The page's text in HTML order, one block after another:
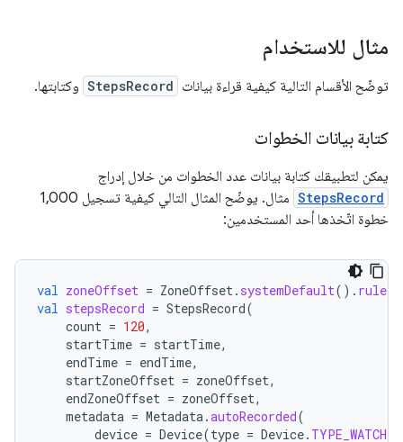
مثال للاستخدام
توضّح الأقسام التالية كيفية قراءة بيانات StepsRecord وكتابتها.
كتابة بيانات الخطوات
يمكن لتطبيقك كتابة بيانات عدد الخطوات من خلال إدراج
StepsRecord
مثال. يوضّح المثال التالي كيفية تسجيل 1,000
خطوة اتّخذها أحد المستخدمين:
val zoneOffset = ZoneOffset. systemDefault(). rules
val stepsRecord = StepsRecord(
count = 120,
startTime = startTime,
endTime = endTime,
startZoneOffset = zoneOffset,
endZoneOffset = zoneOffset,
metadata = Metadata.autoRecorded(
device = Device(type = Device. TYPE_WATCH